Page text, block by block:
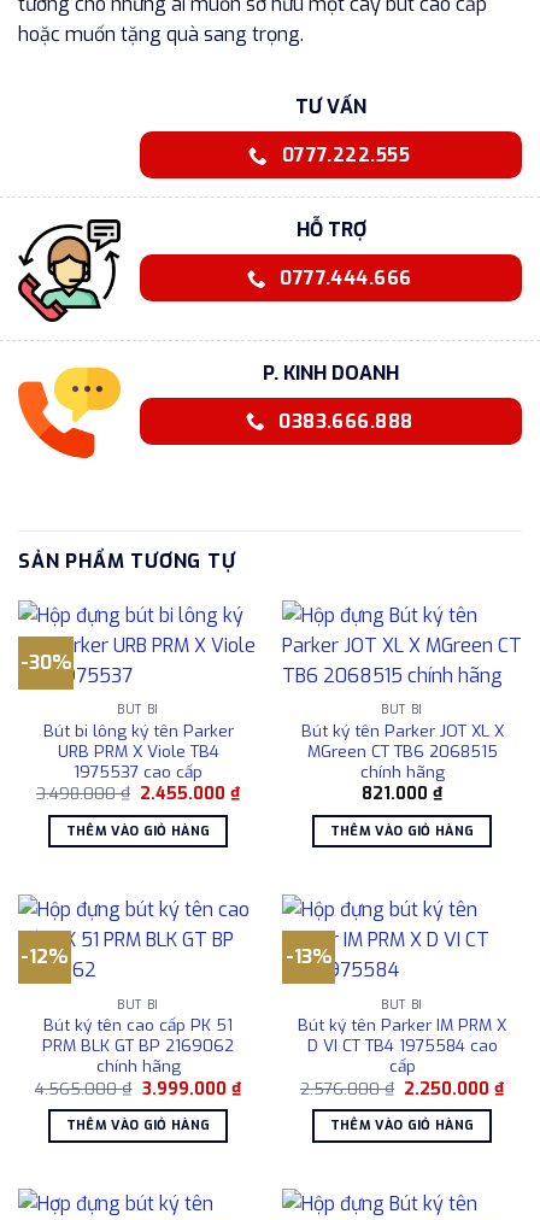
hoặc muốn tặng quà sang trọng.
TƯ VẤN
0777.222.555
HỖ TRỢ
0777.444.666
P. KINH DOANH
0383.666.888
SẢN PHẨM TƯƠNG TỰ
-30%
BÚT BI
Bút bi lông ký tên Parker
URB PRM X Viole TB4
1975537 cao cấp
3.498.000₫ Giá
là:
3.498.000 ₫.
2.455.000₫Giá
THÊM VÀO GIỎ HÀNG
BÚT BI
Bút ký tên Parker JOT XL X
MGreen CT TB6 2068515
chính hãng
821.000 ₫
THÊM VÀO GIỎ HÀNG
-12%
BÚT BI
Bút ký tên cao cấp PK 51
PRM BLK GT BP 2169062
chính hãng
4.565.000₫ Giá
là:
4.565.000 ₫.
3.999.000 ₫Giá
hiện
3.999.000 ₫.
THÊM VÀO GIỎ HÀNG
-13%
BÚT BI
Bút ký tên Parker IM PRM X
D VI CT TB4 1975584 cao
cấp
2.576.000₫ Giá
là:
2.576.000 ₫.
2.250.000₫Giá
hiện
THÊM VÀO GIỎ HÀNG